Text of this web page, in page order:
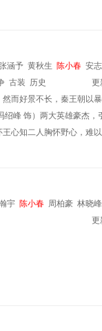
涵予 黄秋生 陈小春 安
古装 历史
更
而好景不长，秦王朝以
绍峰 饰）两大英雄豪杰
王心知二人胸怀野心，难
宇 陈小春 周柏豪 林晓峰
更